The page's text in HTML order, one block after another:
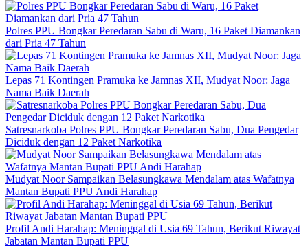
Polres PPU Bongkar Peredaran Sabu di Waru, 16 Paket Diamankan
dari Pria 47 Tahun
Lepas 71 Kontingen Pramuka ke Jamnas XII, Mudyat Noor: Jaga
Nama Baik Daerah
Satresnarkoba Polres PPU Bongkar Peredaran Sabu, Dua Pengedar
Diciduk dengan 12 Paket Narkotika
Mudyat Noor Sampaikan Belasungkawa Mendalam atas Wafatnya
Mantan Bupati PPU Andi Harahap
Profil Andi Harahap: Meninggal di Usia 69 Tahun, Berikut Riwayat
Jabatan Mantan Bupati PPU